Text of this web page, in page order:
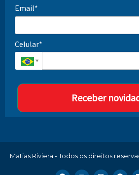
Email*
Celular*
Receber
Matias Riviera - Todos os direitos
F Y I P